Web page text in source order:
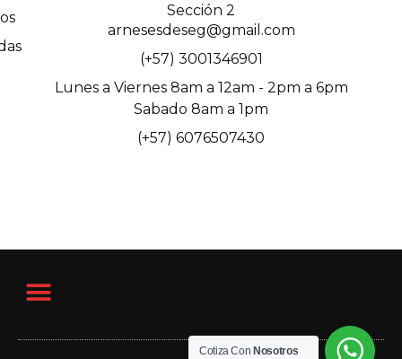
Sección 2
arnesesdeseg@gmail.com
(+57) 3001346901
Lunes a Viernes 8am a 12am - 2pm a 6pm
Sabado 8am a 1pm
(+57) 6076507430
Cotiza Con Nosotros